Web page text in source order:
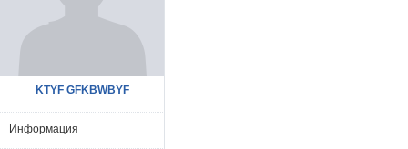
KTYF GFKBWBYF
Информация